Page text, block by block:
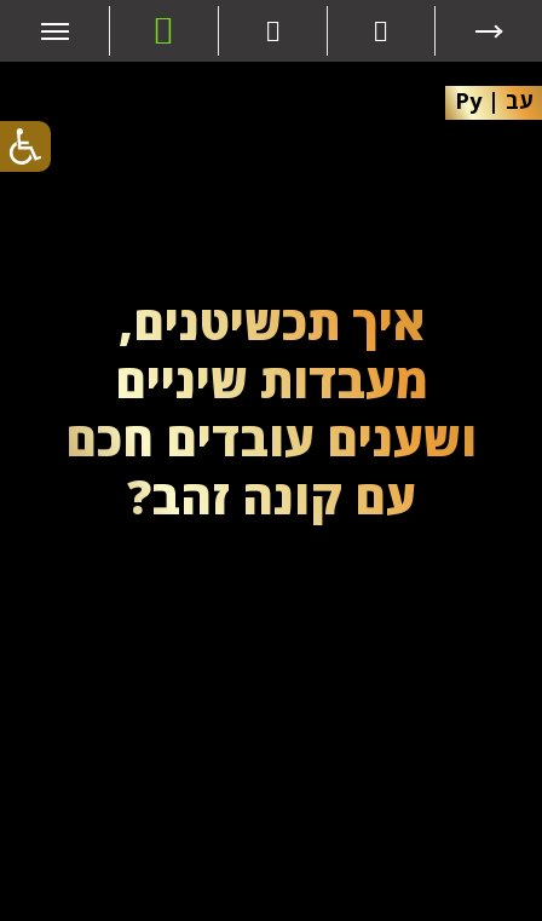
עב|
Ру
איך תכשיטנים,
מעבדות שיניים
ושענים עובדים חכם
עם קונה זהב?